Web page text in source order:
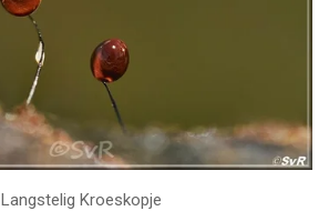
Langstelig Kroeskopje